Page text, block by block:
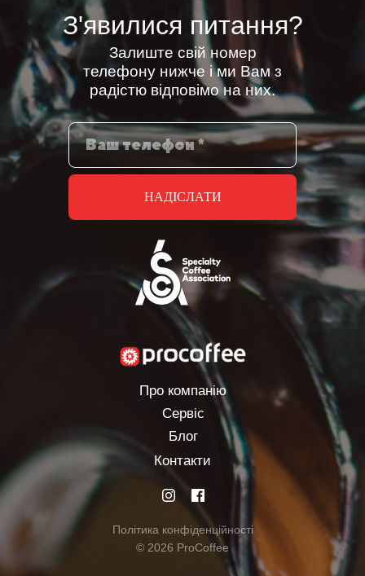
З'явилися питання?
Залиште свій номер
телефону нижче і ми Вам з
радістю відповімо на них.
НАДІСЛАТИ
Про компанію
Сервіс
Контакти
Блог
Політика конфіденційності
© 2026 ProCoffee